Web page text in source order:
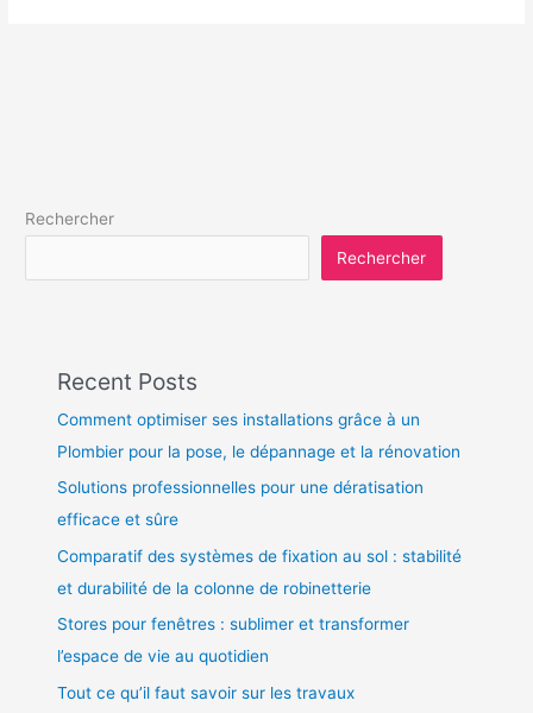
Rechercher
Rechercher
Recent Posts
Comment optimiser ses installations grâce à un
Plombier pour la pose, le dépannage et la rénovation
Solutions professionnelles pour une dératisation
efficace et sûre
Comparatif des systèmes de fixation au sol : stabilité
et durabilité de la colonne de robinetterie
Stores pour fenêtres : sublimer et transformer
l’espace de vie au quotidien
Tout ce qu’il faut savoir sur les travaux